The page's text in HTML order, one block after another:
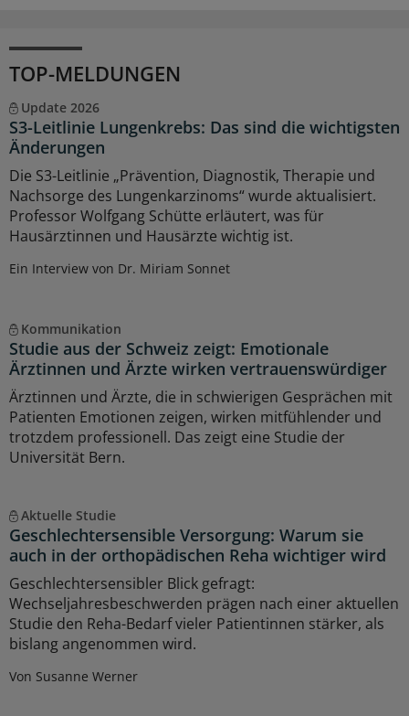
TOP-MELDUNGEN
Update 2026
S3-Leitlinie Lungenkrebs: Das sind die wichtigsten
Änderungen
Die S3-Leitlinie „Prävention, Diagnostik, Therapie und
Nachsorge des Lungenkarzinoms“ wurde aktualisiert.
Professor Wolfgang Schütte erläutert, was für
Hausärztinnen und Hausärzte wichtig ist.
Ein Interview von Dr. Miriam Sonnet
Kommunikation
Studie aus der Schweiz zeigt: Emotionale
Ärztinnen und Ärzte wirken vertrauenswürdiger
Ärztinnen und Ärzte, die in schwierigen Gesprächen mit
Patienten Emotionen zeigen, wirken mitfühlender und
trotzdem professionell. Das zeigt eine Studie der
Universität Bern.
Aktuelle Studie
Geschlechtersensible Versorgung: Warum sie
auch in der orthopädischen Reha wichtiger wird
Geschlechtersensibler Blick gefragt:
Wechseljahresbeschwerden prägen nach einer aktuellen
Studie den Reha-Bedarf vieler Patientinnen stärker, als
bislang angenommen wird.
Von Susanne Werner